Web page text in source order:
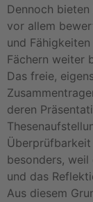
Dennoch
vor allem
und
Fächern weiter
Das freie,
deren
besonders,
und das
Aus diesem